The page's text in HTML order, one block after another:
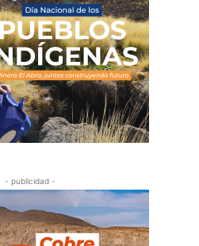
- publicidad -